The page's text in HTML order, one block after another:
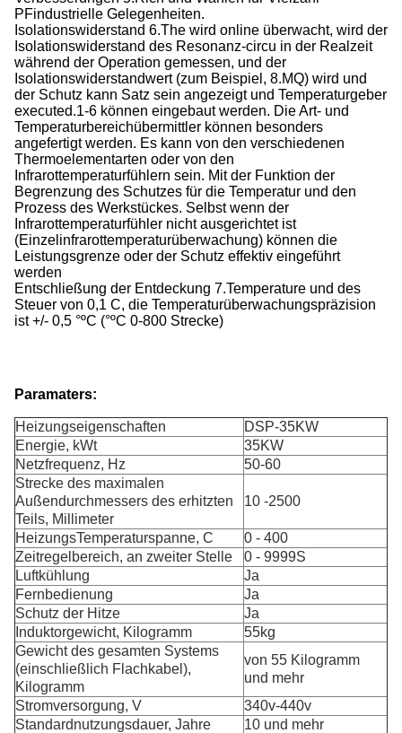
PFindustrielle Gelegenheiten.
Isolationswiderstand 6.The wird online überwacht, wird der
Isolationswiderstand des Resonanz-circu in der Realzeit
während der Operation gemessen, und der
Isolationswiderstandwert (zum Beispiel, 8.MQ) wird und
der Schutz kann Satz sein angezeigt und Temperaturgeber
executed.1-6 können eingebaut werden. Die Art- und
Temperaturbereichübermittler können besonders
angefertigt werden. Es kann von den verschiedenen
Thermoelementarten oder von den
Infrarottemperaturfühlern sein. Mit der Funktion der
Begrenzung des Schutzes für die Temperatur und den
Prozess des Werkstückes. Selbst wenn der
Infrarottemperaturfühler nicht ausgerichtet ist
(Einzelinfrarottemperaturüberwachung) können die
Leistungsgrenze oder der Schutz effektiv eingeführt
werden
Entschließung der Entdeckung 7.Temperature und des
Steuer von 0,1 C, die Temperaturüberwachungspräzision
ist +/- 0,5 °ºC (°ºC 0-800 Strecke)
Paramaters:
Heizungseigenschaften
DSP-35KW
Energie, kWt
35KW
Netzfrequenz, Hz
50-60
Strecke des maximalen
Außendurchmessers des erhitzten
Teils, Millimeter
10 -2500
HeizungsTemperaturspanne, С
0 - 400
Zeitregelbereich, an zweiter Stelle
0 - 9999S
Luftkühlung
Ja
Fernbedienung
Ja
Schutz der Hitze
Ja
Induktorgewicht, Kilogramm
55kg
Gewicht des gesamten Systems
(einschließlich Flachkabel),
Kilogramm
von 55 Kilogramm
und mehr
Stromversorgung, V
340v-440v
Standardnutzungsdauer, Jahre
10 und mehr